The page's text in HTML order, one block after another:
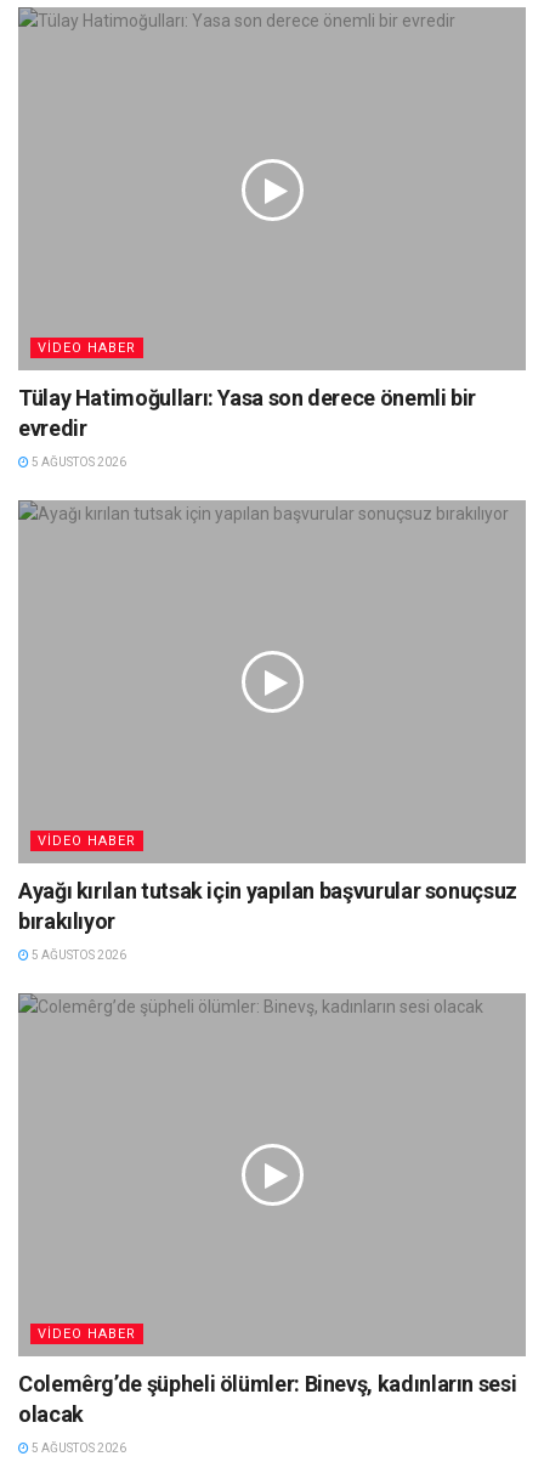
VIDEO HABER
Tülay Hatimoğulları: Yasa son derece önemli bir
evredir
5 AĞUSTOS 2026
VIDEO HABER
Ayağı kırılan tutsak için yapılan başvurular sonuçsuz
bırakılıyor
5 AĞUSTOS 2026
VIDEO HABER
Colemêrg’de şüpheli ölümler: Binevş, kadınların sesi
olacak
5 AĞUSTOS 2026